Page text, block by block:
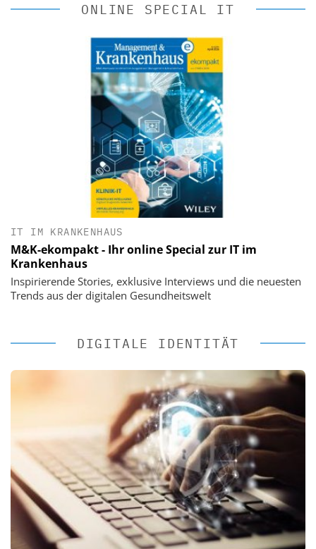
ONLINE SPECIAL IT
IT IM KRANKENHAUS
M&K-ekompakt - Ihr online Special zur IT im
Krankenhaus
Inspirierende Stories, exklusive Interviews und die neuesten
Trends aus der digitalen Gesundheitswelt
DIGITALE IDENTITÄT